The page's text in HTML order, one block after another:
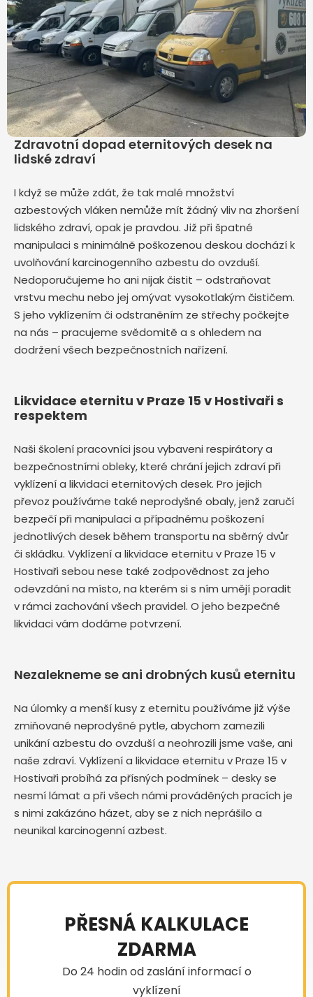
Zdravotní dopad eternitových desek na
lidské zdraví
I když se může zdát, že tak malé množství
azbestových vláken nemůže mít žádný vliv na zhoršení
lidského zdraví, opak je pravdou. Již při špatné
manipulaci s minimálně poškozenou deskou dochází k
uvolňování karcinogenního azbestu do ovzduší.
Nedoporučujeme ho ani nijak čistit – odstraňovat
vrstvu mechu nebo jej omývat vysokotlakým čističem.
S jeho vyklízením či odstraněním ze střechy počkejte
na nás – pracujeme svědomitě a s ohledem na
dodržení všech bezpečnostních nařízení.
Likvidace eternitu v Praze 15 v Hostivaři s
respektem
Naši školení pracovníci jsou vybaveni respirátory a
bezpečnostními obleky, které chrání jejich zdraví při
vyklízení a likvidaci eternitových desek. Pro jejich
převoz používáme také neprodyšné obaly, jenž zaručí
bezpečí při manipulaci a případnému poškození
jednotlivých desek během transportu na sběrný dvůr
či skládku. Vyklízení a likvidace eternitu v Praze 15 v
Hostivaři sebou nese také zodpovědnost za jeho
odevzdání na místo, na kterém si s ním umějí poradit
v rámci zachování všech pravidel. O jeho bezpečné
likvidaci vám dodáme potvrzení.
Nezalekneme se ani drobných kusů eternitu
Na úlomky a menší kusy z eternitu používáme již výše
zmiňované neprodyšné pytle, abychom zamezili
unikání azbestu do ovzduší a neohrozili jsme vaše, ani
naše zdraví. Vyklízení a likvidace eternitu v Praze 15 v
Hostivaři probíhá za přísných podmínek – desky se
nesmí lámat a při všech námi prováděných pracích je
s nimi zakázáno házet, aby se z nich neprášilo a
neunikal karcinogenní azbest.
PŘESNÁ KALKULACE
ZDARMA
Do 24 hodin od zaslání informací o
vyklízení